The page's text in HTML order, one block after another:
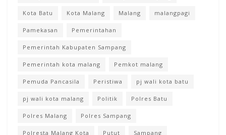
Kota Batu Kota Malang Malang malangpagi
Pamekasan Pemerintahan
Pemerintah Kabupaten Sampang
Pemerintah kota malang Pemkot malang
Pemuda Pancasila Peristiwa pj wali kota batu
pj wali kota malang Politik Polres Batu
Polres Malang Polres Sampang
Polresta Malang Kota Putut Sampang